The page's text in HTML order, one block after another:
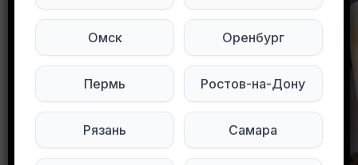
Омск Оренбург
Пермь Ростов-на-Дону
Рязань Самара